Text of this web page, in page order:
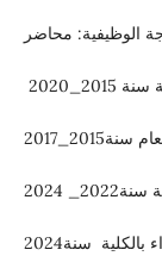
الوظيفية: محاضر
سنة2024